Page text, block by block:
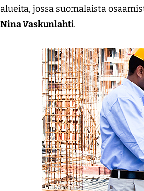
alueita, jossa suomalaista
Nina Vaskunlahti.